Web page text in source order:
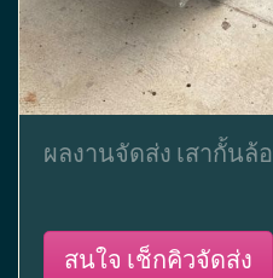
ผลงานจัดส่ง เสากั้นล้อ
สนใจ เช็กคิวจัดส่ง